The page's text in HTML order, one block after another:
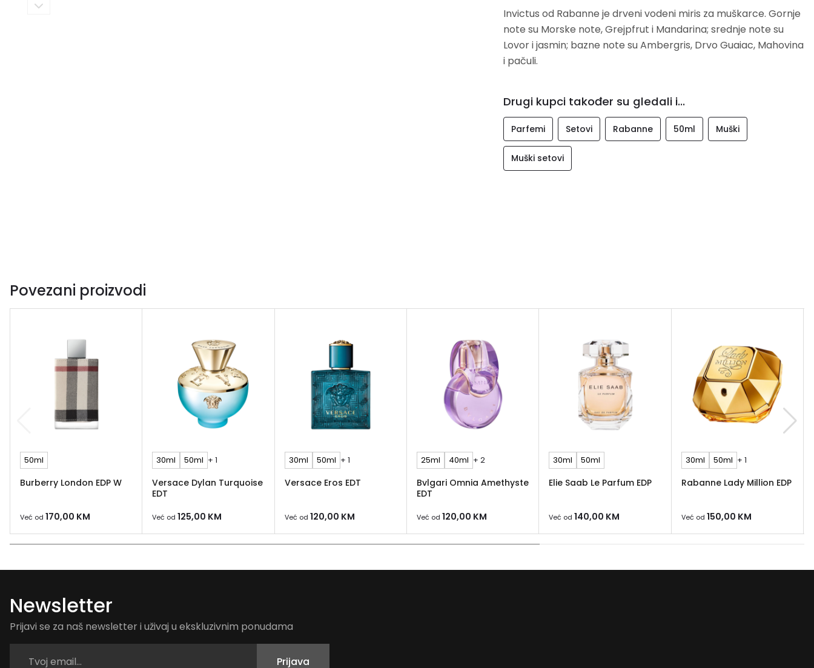
Invictus od Rabanne je drveni vodeni miris za muškarce. Gornje
note su Morske note, Grejpfrut i Mandarina; srednje note su
Lovor i jasmin; bazne note su Ambergris, Drvo Guaiac, Mahovina
i pačuli.
Drugi kupci također su gledali i...
Parfemi Setovi Rabanne 50ml Muški
Muški setovi
Povezani proizvodi
50ml
Burberry London EDP W
Već od 170,00 KM
30ml 50ml + 1
Versace Dylan Turquoise
EDT
Već od 125,00 KM
30ml 50ml + 1
Versace Eros EDT
Već od 120,00 KM
25ml 40ml + 2
Bvlgari Omnia Amethyste
EDT
Već od 120,00 KM
30ml 50ml
Elie Saab Le Parfum EDP
Već od 140,00 KM
30ml 50ml + 1
Rabanne Lady Million EDP
Već od 150,00 KM
Newsletter
Prijavi se za naš newsletter i uživaj u ekskluzivnim ponudama
Prijava